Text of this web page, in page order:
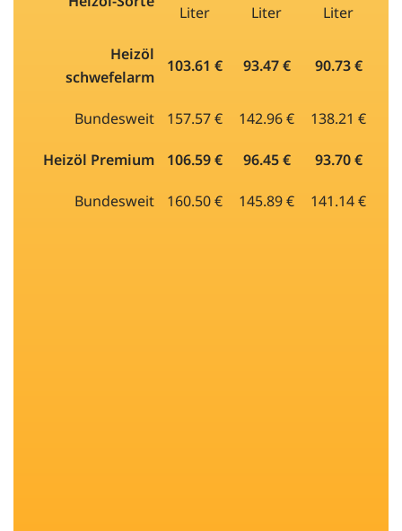
Liter
Liter
Liter
Heizöl
schwefelarm
103.61 € 93.47 € 90.73 €
Bundesweit 157.57 € 142.96 € 138.21 €
Heizöl Premium 106.59 € 96.45 € 93.70 €
Bundesweit 160.50 € 145.89 € 141.14 €